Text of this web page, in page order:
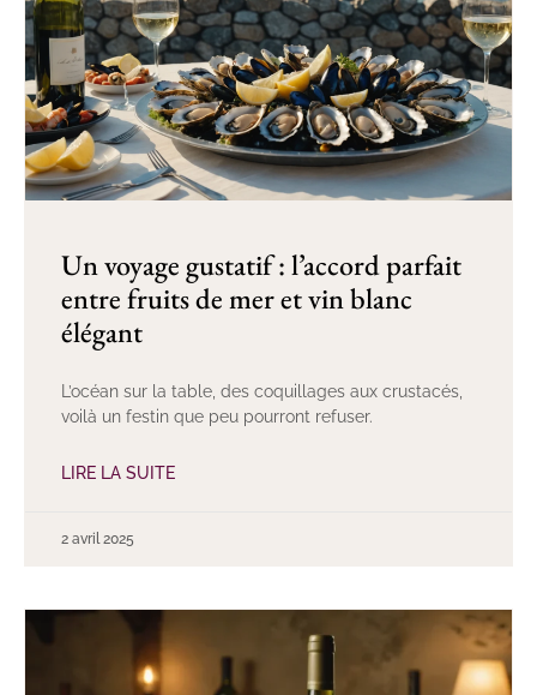
Un voyage gustatif : l’accord parfait
entre fruits de mer et vin blanc
élégant
L’océan sur la table, des coquillages aux crustacés,
voilà un festin que peu pourront refuser.
LIRE LA SUITE
2 avril 2025